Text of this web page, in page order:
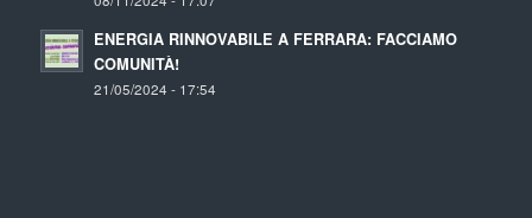
ENERGIA RINNOVABILE A FERRARA: FACCIAMO
COMUNITÀ!
21/05/2024 - 17:54